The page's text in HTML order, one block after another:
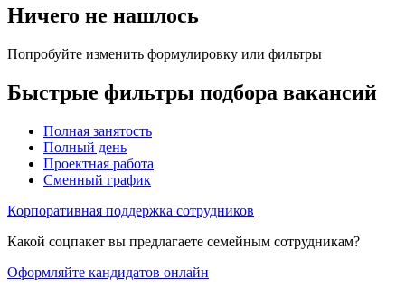
Ничего не нашлось
Попробуйте изменить формулировку или фильтры
Быстрые фильтры подбора вакансий
Полная занятость
Полный день
Проектная работа
Сменный график
Корпоративная поддержка сотрудников
Какой соцпакет вы предлагаете семейным сотрудникам?
Оформляйте кандидатов онлайн